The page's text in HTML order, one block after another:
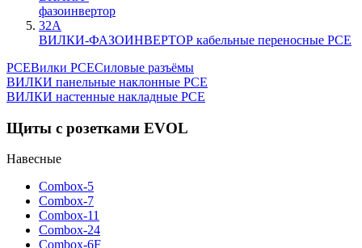
ВИЛКИ-ФАЗОИНВЕРТОР кабельные переносные PCE
PCEВилки PCEСиловые разъёмы
Навигация
по
записям
Предыдущая
запись;
ВИЛКИ панельные наклонные PCE
Следующая
ВИЛКИ настенные накладные PCE
Щиты с розетками EVOL
Навесные
Combox-5
Combox-7
Combox-11
Combox-24
Combox-6F